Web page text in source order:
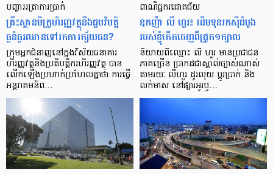
បញ្ហា​អត្រា​ការប្រាក់
គ្រឹះស្ថាន​មីក្រូ​ហិរញ្ញវត្ថុ​នឹង​ជួប​វិបត្តិ​
ធ្ងន់ធ្ងរ​ឈាន​ទៅ​រក​ការ​ក្ស័យធន?
ក្រុម​អ្នក​ជំនាញ​នៅ​ក្នុង​វិស័យ​ធនាគារ
ហិរញ្ញវត្ថុ​និង​ប្រតិបត្តិករ​ហិរញ្ញ​វត្ថុ បាន​​
លើក​ឡើង​ប្រហាក់​ប្រហែល​គ្នា​ថា ការ​ធ្វើ​
អន្តរាគមន៍​ព…
ពាណិជ្ជករជោគជ័យ
ឧកញ៉ា លី ហួរ៖ ដើមទុនរកស៊ីដំបូង
របស់ខ្ញុំកើតចេញពីជ្រូក១ក្បាល
និយាយ​ពី​ឈ្មោះ លី ហួរ មាន​ប្រជាជន​
ភាគ​ច្រើន ប្រាកដ​ជា​ស្គាល់​ច្បាស់​ណាស់
តាមរយៈ លីហួរ ដូរ​លុយ ប្តូរ​បា្រក់ និង​
លក់​មាស នៅ​ផ្សារ​អូរ​ឫ…